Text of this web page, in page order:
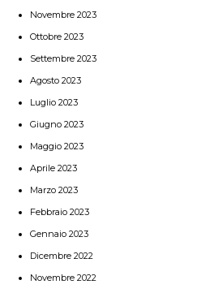
Novembre 2023
Ottobre 2023
Settembre 2023
Agosto 2023
Luglio 2023
Giugno 2023
Maggio 2023
Aprile 2023
Marzo 2023
Febbraio 2023
Gennaio 2023
Dicembre 2022
Novembre 2022